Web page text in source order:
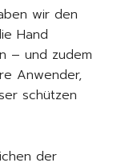
wir den
Hand
– und zudem
Anwender,
schützen
der